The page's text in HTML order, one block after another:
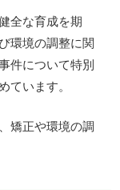
全な育成を期
環境の調整に関
件について特別
います。
矯正や環境の調